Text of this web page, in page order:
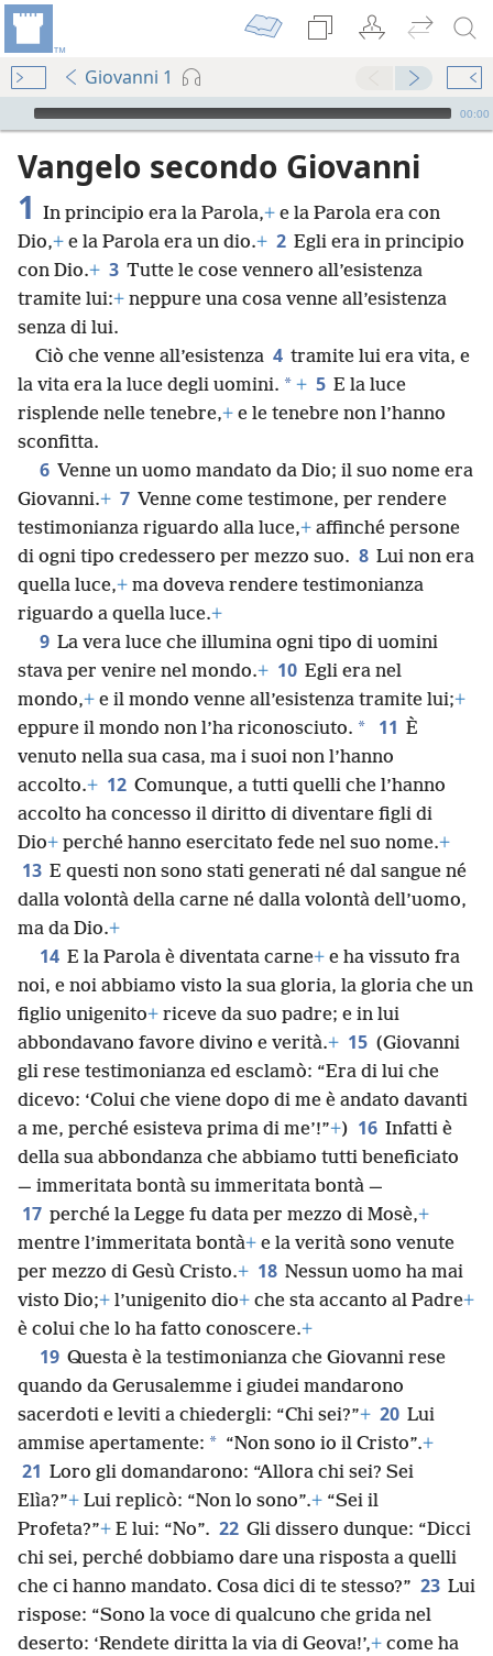
Giovanni 1
Audio Player
00:00
Vangelo secondo Giovanni
1 In principio era la Parola,+ e la Parola era con
Dio,+ e la Parola era un dio.+ 2 Egli era in principio
con Dio.+ 3 Tutte le cose vennero all’esistenza
tramite lui:+ neppure una cosa venne all’esistenza
senza di lui.
Ciò che venne all’esistenza 4 tramite lui era vita, e
la vita era la luce degli uomini. * + 5 E la luce
risplende nelle tenebre,+ e le tenebre non l’hanno
sconfitta.
6 Venne un uomo mandato da Dio; il suo nome era
Giovanni.+ 7 Venne come testimone, per rendere
testimonianza riguardo alla luce,+ affinché persone
di ogni tipo credessero per mezzo suo. 8 Lui non era
quella luce,+ ma doveva rendere testimonianza
riguardo a quella luce.+
9 La vera luce che illumina ogni tipo di uomini
stava per venire nel mondo.+ 10 Egli era nel
mondo,+ e il mondo venne all’esistenza tramite lui;+
eppure il mondo non l’ha riconosciuto. * 11 È
venuto nella sua casa, ma i suoi non l’hanno
accolto.+ 12 Comunque, a tutti quelli che l’hanno
accolto ha concesso il diritto di diventare figli di
Dio+ perché hanno esercitato fede nel suo nome.+
13 E questi non sono stati generati né dal sangue né
dalla volontà della carne né dalla volontà dell’uomo,
ma da Dio.+
14 E la Parola è diventata carne+ e ha vissuto fra
noi, e noi abbiamo visto la sua gloria, la gloria che un
figlio unigenito+ riceve da suo padre; e in lui
abbondavano favore divino e verità.+ 15 (Giovanni
gli rese testimonianza ed esclamò: “Era di lui che
dicevo: ‘Colui che viene dopo di me è andato davanti
a me, perché esisteva prima di me’!”+) 16 Infatti è
della sua abbondanza che abbiamo tutti beneficiato
— immeritata bontà su immeritata bontà —
17 perché la Legge fu data per mezzo di Mosè,+
mentre l’immeritata bontà+ e la verità sono venute
per mezzo di Gesù Cristo.+ 18 Nessun uomo ha mai
visto Dio;+ l’unigenito dio+ che sta accanto al Padre+
è colui che lo ha fatto conoscere.+
19 Questa è la testimonianza che Giovanni rese
quando da Gerusalemme i giudei mandarono
sacerdoti e leviti a chiedergli: “Chi sei?”+ 20 Lui
ammise apertamente: * “Non sono io il Cristo”.+
21 Loro gli domandarono: “Allora chi sei? Sei
Elìa?”+ Lui replicò: “Non lo sono”.+ “Sei il
Profeta?”+ E lui: “No”. 22 Gli dissero dunque: “Dicci
chi sei, perché dobbiamo dare una risposta a quelli
che ci hanno mandato. Cosa dici di te stesso?” 23 Lui
rispose: “Sono la voce di qualcuno che grida nel
deserto: ‘Rendete diritta la via di Geova!’,+ come ha